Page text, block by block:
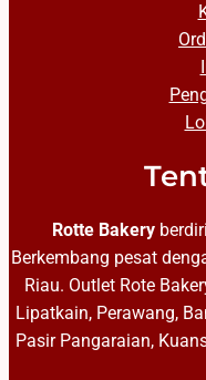
Rotte Bakery
Berkembang pesat
Riau. Outlet Rote
Lipatkain, Perawang,
Pasir Pangaraian,